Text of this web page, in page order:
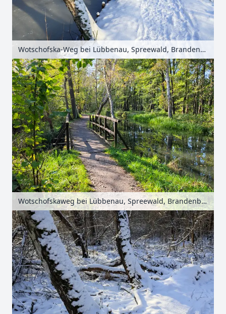
Wotschofska-Weg bei Lübbenau, Spreewald, Brandenburg, Deutschland
Wotschofskaweg bei Lübbenau, Spreewald, Brandenburg, Deutschland